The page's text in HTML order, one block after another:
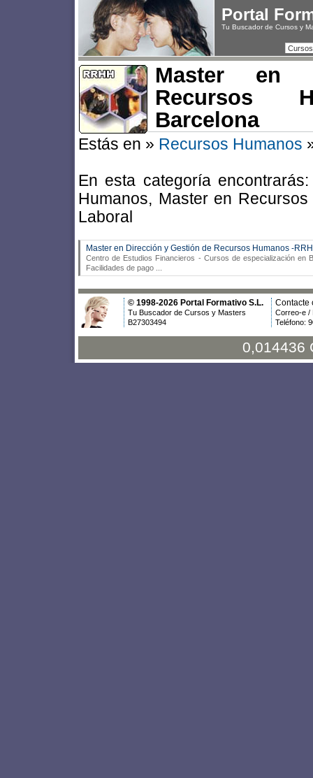
Portal
Tu Buscador de Cursos y
Master en
Recursos
Barcelona
Estás en » Recursos Humanos
En esta categoría
Humanos, Master en
Laboral
Master en Dirección y Gestión de Recursos Humanos -
Centro de Estudios Financieros - Cursos de especialización en
Facilidades de pago
© 1998-2026 Portal Formativo S.L.
Tu Buscador de Cursos y Masters
B27303494
Contacte
Correo-e /
Teléfono:
0,014436